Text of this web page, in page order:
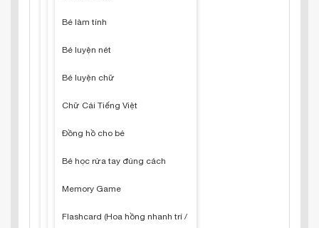
Bé làm tính
Bé luyện nét
Bé luyện chữ
Chữ Cái Tiếng Việt
Đồng hồ cho bé
Bé học rửa tay đúng cách
Memory Game
Flashcard (Hoa hồng nhanh trí /